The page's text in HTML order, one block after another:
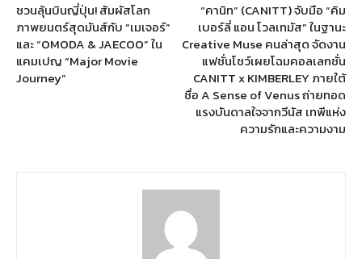
ชวนลุ้นบินญี่ปุ่น! สัมผัสโลก
ภาพยนตร์สุดมันส์กับ “เมเจอร์”
และ “OMODA & JAECOO” ใน
แคมเปญ “Major Movie
Journey”
“คานิท” (CANITT) จับมือ “คิม
เบอร์ลี่ แอน โวลเทมัส” ในฐานะ
Creative Muse คนล่าสุด จัดงาน
แฟชั่นโชว์เผยโฉมคอลเลกชั่น
CANITT x KIMBERLEY ภายใต้
ชื่อ A Sense of Venus ถ่ายทอด
แรงบันดาลใจจากวีนัส เทพีแห่ง
ความรักและความงาม